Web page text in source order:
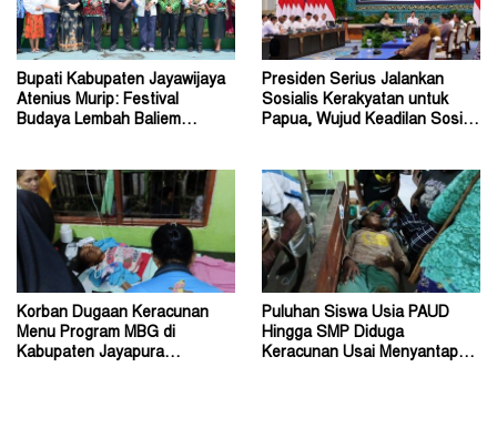
Bupati Kabupaten Jayawijaya
Atenius Murip: Festival
Budaya Lembah Baliem
Presiden Serius Jalankan
Sosialis Kerakyatan untuk
Papua, Wujud Keadilan Sosial
Korban Dugaan Keracunan
Menu Program MBG di
Kabupaten Jayapura
Puluhan Siswa Usia PAUD
Hingga SMP Diduga
Keracunan Usai Menyantap